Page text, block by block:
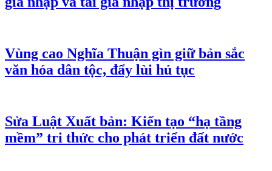
Vùng cao Nghĩa Thuận gìn giữ bản sắc
văn hóa dân tộc, đẩy lùi hủ tục
Sửa Luật Xuất bản: Kiến tạo “hạ tầng
mềm” tri thức cho phát triển đất nước